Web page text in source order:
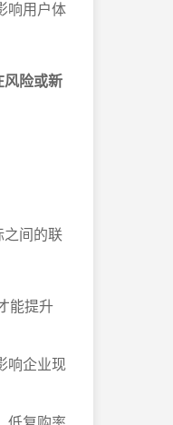
响用户体
险或新
间的联
能提升
响企业现